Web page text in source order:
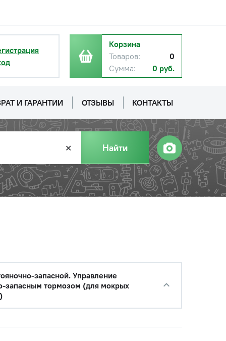
Корзина
Товаров:
0
Сумма:
0 руб.
И ГАРАНТИИ ОТЗЫВЫ КОНТАКТЫ
✕ Найти
запасной. Управление
запасным тормозом (для мокрых
НДС
руб.
Купить
− + Купить
НДС
НДС
− + Купить